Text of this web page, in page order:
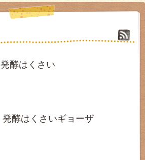
発酵はくさい
発酵はくさいギョーザ